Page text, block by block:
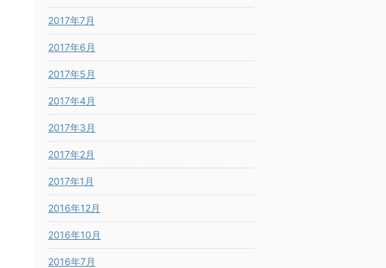
2017年7月
2017年6月
2017年5月
2017年4月
2017年3月
2017年2月
2017年1月
2016年12月
2016年10月
2016年7月